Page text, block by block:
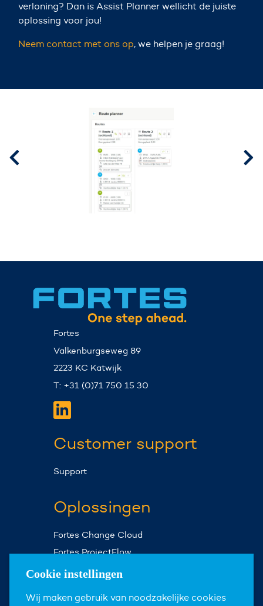
verloning? Dan is Assist Planner wellicht de juiste
oplossing voor jou!
Neem contact met ons op, we helpen je graag!
Fortes
Valkenburgseweg 89
2223 KC Katwijk
T: +31 (0)71 750 15 30
Customer support
Support
Oplossingen
Fortes Change Cloud
Fortes ProjectFlow
Fortes Milestones
Cookie instellingen
Wij maken gebruik van noodzakelijke cookies